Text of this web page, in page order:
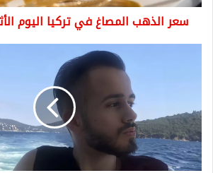
سعر الذهب المصاغ في تركيا اليوم الأثنين
عبد
الكريم
صفية
تخرج
الى